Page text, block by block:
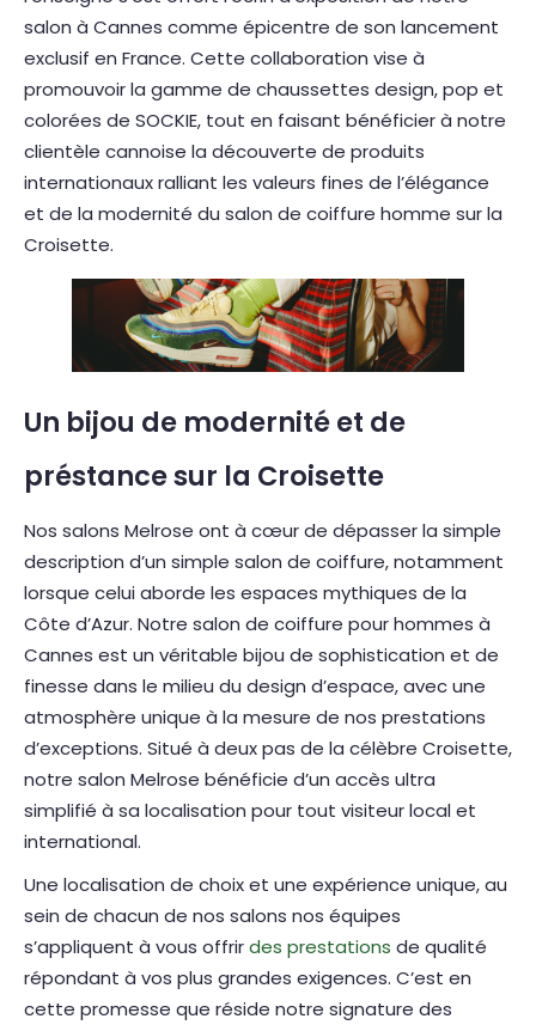
salon à Cannes comme épicentre de son lancement
exclusif en France. Cette collaboration vise à
promouvoir la gamme de chaussettes design, pop et
colorées de SOCKIE, tout en faisant bénéficier à notre
clientèle cannoise la découverte de produits
internationaux ralliant les valeurs fines de l’élégance
et de la modernité du salon de coiffure homme sur la
Croisette.
Un bijou de modernité et de
préstance sur la Croisette
Nos salons Melrose ont à cœur de dépasser la simple
description d’un simple salon de coiffure, notamment
lorsque celui aborde les espaces mythiques de la
Côte d’Azur. Notre salon de coiffure pour hommes à
Cannes est un véritable bijou de sophistication et de
finesse dans le milieu du design d’espace, avec une
atmosphère unique à la mesure de nos prestations
d’exceptions. Situé à deux pas de la célèbre Croisette,
notre salon Melrose bénéficie d’un accès ultra
simplifié à sa localisation pour tout visiteur local et
international.
Une localisation de choix et une expérience unique, au
sein de chacun de nos salons nos équipes
s’appliquent à vous offrirdes prestations de qualité
répondant à vos plus grandes exigences. C’est en
cette promesse que réside notre signature des